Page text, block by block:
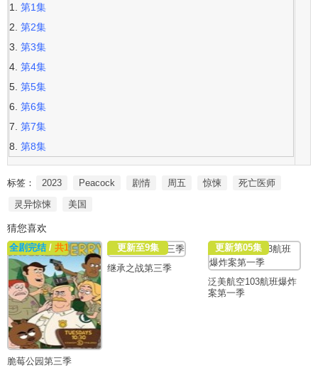
第1集
第2集
第3集
第4集
第5集
第6集
第7集
第8集
标签： 2023 Peacock 剧情 周五 惊悚
死亡医师
灵异惊悚
美国
猜您喜欢
全剧完结 / 共13集
脆莓公园第三季
更新至9集
继承之战第三季
更新第05集
泛美航空103航班爆炸
案第一季